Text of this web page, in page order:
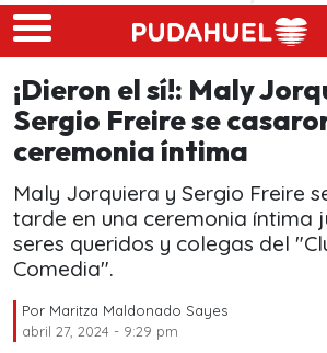
Skip to main content
¡Dieron el sí!: Maly
Sergio Freire se
ceremonia íntima
Maly Jorquiera y Sergio Freire
tarde en una ceremonia íntima
seres queridos y colegas del
Comedia".
Por Maritza Maldonado Sayes
abril 27, 2024 - 9:29 pm